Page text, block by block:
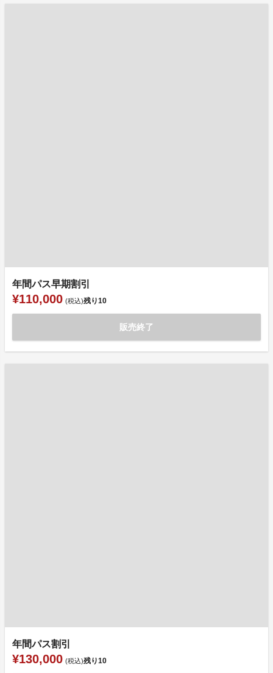
年間パス早期割引
¥110,000 (税込)残り10
販売終了
年間パス割引
¥130,000 (税込)残り10